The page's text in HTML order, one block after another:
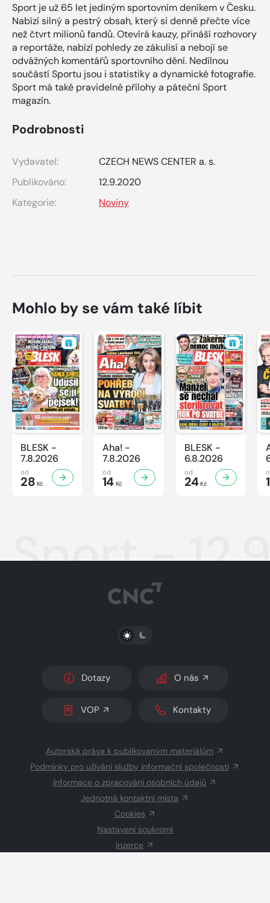
Sport je už 65 let jediným sportovním deníkem v Česku.
Nabízí silný a pestrý obsah, který si denně přečte více
než čtvrt milionů fandů. Otevírá kauzy, přináší rozhovory
a reportáže, nabízí pohledy ze zákulisí a nebojí se
odvážných komentářů sportovního dění. Nedílnou
součástí Sportu jsou i statistiky a dynamické fotografie.
Sport má také pravidelné přílohy a páteční Sport
magazín.
Podrobnosti
Vydavatel:
CZECH NEWS CENTER a. s.
Publikováno:
12.9.2020
Kategorie:
Noviny
Mohlo by se vám také líbit
BLESK -
7.8.2026
od
28 Kč
Aha! -
7.8.2026
od
14Kč
BLESK -
6.8.2026
od
24Kč
Sport -
PŘEPNOUT SVĚTLÝ/TMAVÝ REŽIM
Dotazy O nás
VOP Kontakty
Autorská práva k publikovaným materiálům
Podmínky pro užívání služby informační společnosti
Informace o zpracování osobních údajů
Jednotná kontaktní místa
Cookies
Nastavení soukromí
Inzerce